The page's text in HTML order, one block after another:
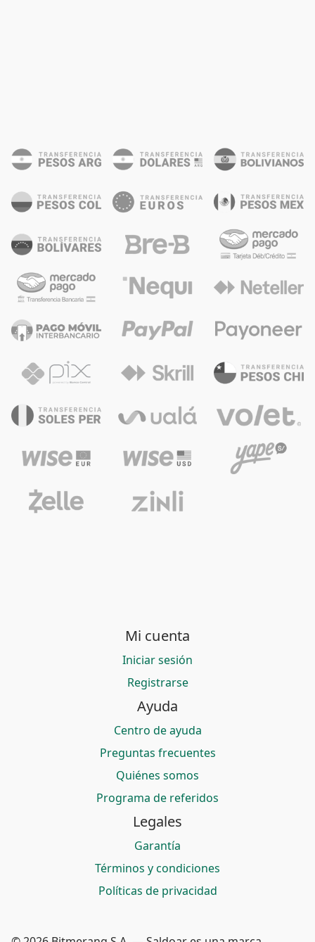
Mi cuenta
Iniciar sesión
Registrarse
Ayuda
Centro de ayuda
Preguntas frecuentes
Quiénes somos
Programa de referidos
Legales
Garantía
Términos y condiciones
Políticas de privacidad